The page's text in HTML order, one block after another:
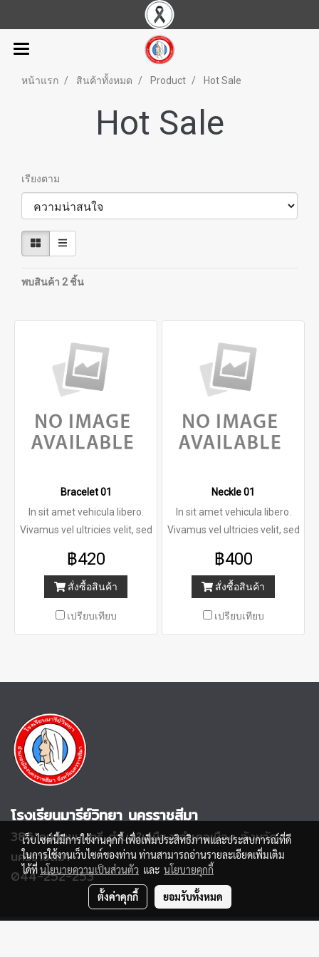
หน้าแรก สินค้าทั้งหมด Product Hot Sale
Hot Sale
เรียงตาม
พบสินค้า 2 ชิ้น
Bracelet 01
In sit amet vehicula libero.
Vivamus vel ultricies velit, sed
accumsan mauris, at
fermentum dolor consectetur
et. Nam ornare pulvinar
tincidunt. Mauris luctus at
neque quis lobortis. Donec
฿420
สั่งซื้อสินค้า
เปรียบเทียบ
Neckle 01
In sit amet vehicula libero.
Vivamus vel ultricies velit, sed
accumsan mauris, at
fermentum dolor consectetur
et. Nam ornare pulvinar
tincidunt. Mauris luctus at
neque quis lobortis. Donec
฿400
สั่งซื้อสินค้า
เปรียบเทียบ
โรงเรียนมารีย์วิทยา นครราชสีมา
386 ถนนมุขมนตรีตำบลในเมือง อำเภอเมือง จังหวัด
นครราชสีมา
044-252-253
เว็บไซต์นี้มีการใช้งานคุกกี้ เพื่อเพิ่มประสิทธิภาพและประสบการณ์ที่ดี
ในการใช้งานเว็บไซต์ของท่าน ท่านสามารถอ่านรายละเอียดเพิ่มเติม
ได้ที่นโยบายความเป็นส่วนตัว และ นโยบายคุกกี้
ตั้งค่าคุกกี้ ยอมรับทั้งหมด